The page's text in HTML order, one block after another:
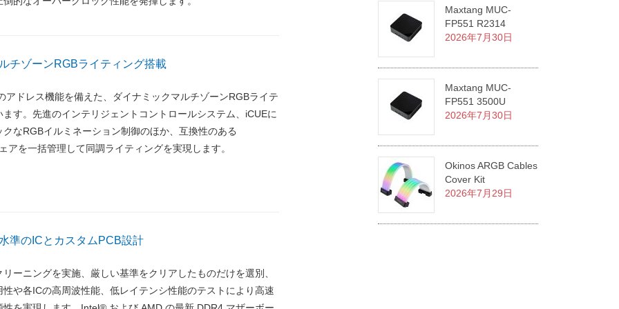
チゾーンRGBライティング搭載
アドレス機能を備えた、ダイナミックマルチゾーンRGBライテ
す。先進のインテリジェントコントロールシステム、iCUEに
なRGBイルミネーション制御のほか、互換性のある
アを一括管理して同調ライティングを実現します。
準のICとカスタムPCB設計
ーニングを実施、厳しい基準をクリアしたものだけを選別、
や各ICの高周波性能、低レイテンシ性能のテストにより高速
Maxtang MUC-
FP551 R2314
2026年7月30日
Maxtang MUC-
FP551 3500U
2026年7月30日
Okinos ARGB Cables
Cover Kit
2026年7月29日